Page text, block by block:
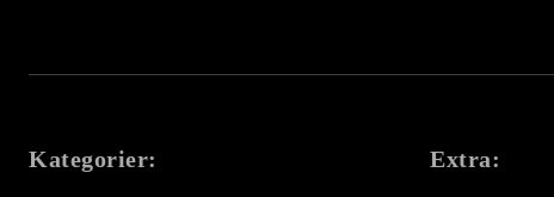
Kategorier: Extra: